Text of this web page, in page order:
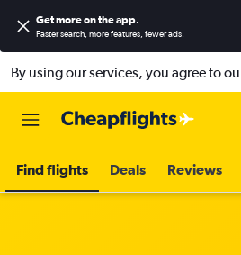
Get more on the app.
Faster search, more features, fewer ads.
By using our services, you agree to
Find flights Deals Reviews